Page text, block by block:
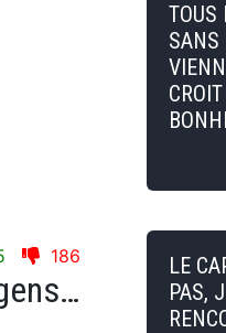
186
La vie est trop courte pour passer du temps avec des gens qui ne sont pas ingÃ©nieux.
TOUS
SANS
LE
PAS,